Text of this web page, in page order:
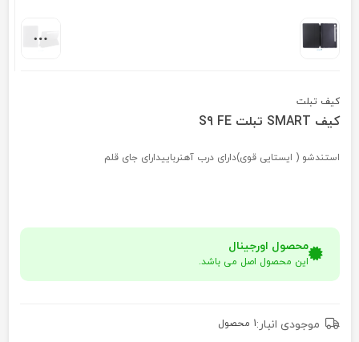
کیف تبلت
کیف SMART تبلت S9 FE
استندشو ( ایستایی قوی)دارای درب آهنرباییدارای جای قلم
محصول اورجینال
این محصول اصل می باشد.
موجودی انبار:1 محصول